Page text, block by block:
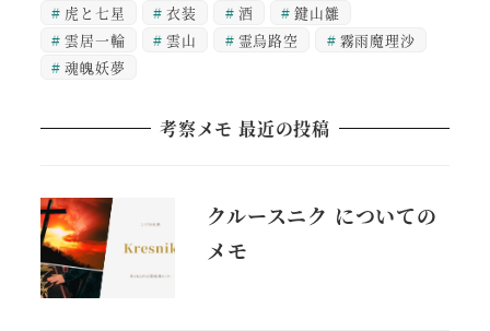
虎と七星
衣装 酒
鍵山雛
雲居一輪
雲山 霊烏路空
霧雨魔理沙
魂魄妖夢
考察メモ 最近の投稿
クルースニク についての
メモ